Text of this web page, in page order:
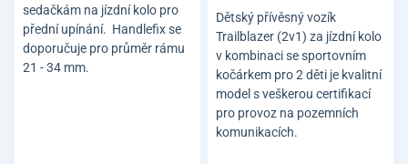
sedačkám na jízdní kolo pro
přední upínání. Handlefix se
doporučuje pro průměr rámu
21 - 34 mm.
Dětský přívěsný vozík
Trailblazer (2v1) za jízdní kolo
v kombinaci se sportovním
kočárkem pro 2 děti je kvalitní
model s veškerou certifikací
pro provoz na pozemních
komunikacích.